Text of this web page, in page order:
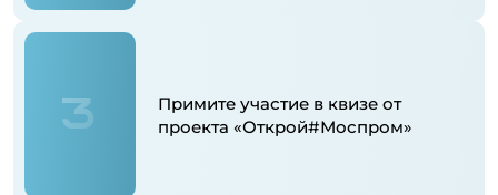
3
Примите участие в квизе от
проекта «Открой#Моспром»